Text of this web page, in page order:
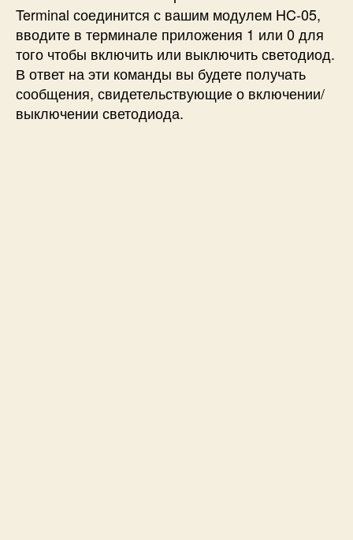
Terminal соединится с вашим модулем HC-05,
вводите в терминале приложения 1 или 0 для
того чтобы включить или выключить светодиод.
В ответ на эти команды вы будете получать
сообщения, свидетельствующие о включении/
выключении светодиода.